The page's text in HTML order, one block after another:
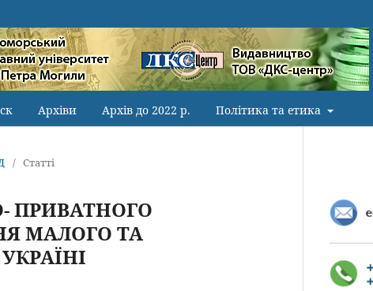
Архіви Архів до 2022 р. Політика та етика
/ Статті
ПРИВАТНОГО
МАЛОГО ТА